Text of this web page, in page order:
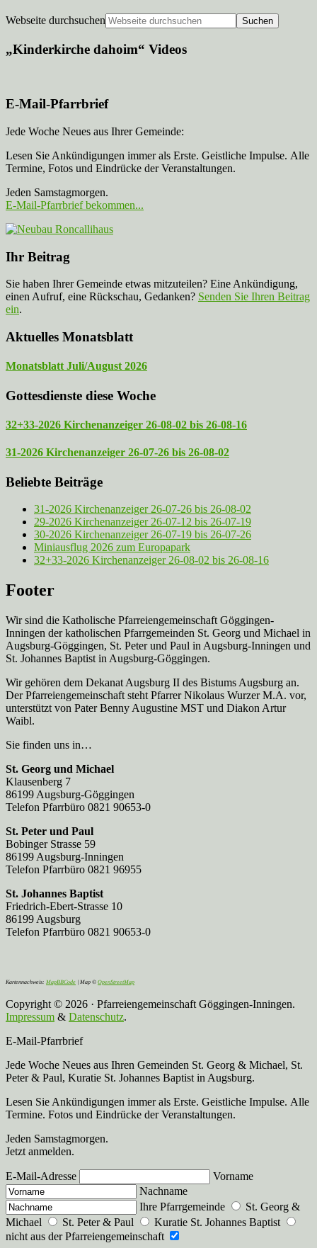
Webseite durchsuchen
„Kinderkirche dahoim“ Videos
E-Mail-Pfarrbrief
Jede Woche Neues aus Ihrer Gemeinde:
Lesen Sie Ankündigungen immer als Erste. Geistliche Impulse. Alle
Termine, Fotos und Eindrücke der Veranstaltungen.
Jeden Samstagmorgen.
E-Mail-Pfarrbrief bekommen...
Ihr Beitrag
Sie haben Ihrer Gemeinde etwas mitzuteilen? Eine Ankündigung,
einen Aufruf, eine Rückschau, Gedanken? Senden Sie Ihren Beitrag
ein.
Aktuelles Monatsblatt
Monatsblatt Juli/August 2026
Gottesdienste diese Woche
32+33-2026 Kirchenanzeiger 26-08-02 bis 26-08-16
31-2026 Kirchenanzeiger 26-07-26 bis 26-08-02
Beliebte Beiträge
31-2026 Kirchenanzeiger 26-07-26 bis 26-08-02
29-2026 Kirchenanzeiger 26-07-12 bis 26-07-19
30-2026 Kirchenanzeiger 26-07-19 bis 26-07-26
Miniausflug 2026 zum Europapark
32+33-2026 Kirchenanzeiger 26-08-02 bis 26-08-16
Footer
Wir sind die Katholische Pfarreien­gemeinschaft Göggingen-
Inningen der katholischen Pfarrgemeinden St. Georg und Michael in
Augsburg-Göggingen, St. Peter und Paul in Augsburg-Inningen und
St. Johannes Baptist in Augsburg-Göggingen.
Wir gehören dem Dekanat Augsburg II des Bistums Augsburg an.
Der Pfarreien­gemeinschaft steht Pfarrer Nikolaus Wurzer M.A. vor,
unterstützt von Pater Benny Augustine MST und Diakon Artur
Waibl.
Sie finden uns in…
St. Georg und Michael
Klausenberg 7
86199 Augsburg-Göggingen
Telefon Pfarrbüro 0821 90653-0
St. Peter und Paul
Bobinger Strasse 59
86199 Augsburg-Inningen
Telefon Pfarrbüro 0821 96955
St. Johannes Baptist
Friedrich-Ebert-Strasse 10
86199 Augsburg
Telefon Pfarrbüro 0821 90653-0
Kartennachweis: MapBBCode | Map © OpenStreetMap
Copyright © 2026 · Pfarreiengemeinschaft Göggingen-Inningen.
Impressum & Datenschutz.
E-Mail-Pfarrbrief
Jede Woche Neues aus Ihren Gemeinden St. Georg & Michael, St.
Peter & Paul, Kuratie St. Johannes Baptist in Augsburg.
Lesen Sie Ankündigungen immer als Erste. Geistliche Impulse. Alle
Termine. Fotos und Eindrücke der Veranstaltungen.
Jeden Samstagmorgen.
Jetzt anmelden.
E-Mail-Adresse
Vorname
Nachname
Ihre Pfarrgemeinde
St. Georg &
Michael
St. Peter & Paul
Kuratie St. Johannes Baptist
nicht aus der Pfarreiengemeinschaft